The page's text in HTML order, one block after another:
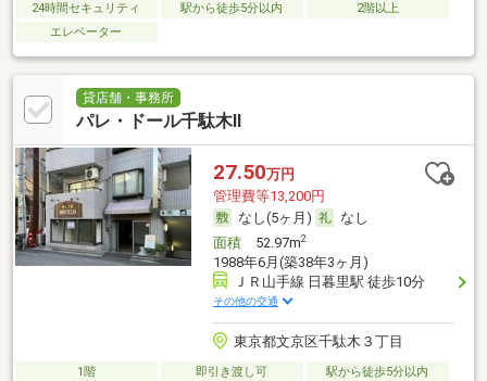
24時間セキュリティ 駅から徒歩5分以内
2階以上
エレベーター
貸店舗・事務所
パレ・ドール千駄木Ⅱ
27.50万円
管理費等13,200円
なし(5ヶ月)
なし
面積52.97m2
1988年6月(築38年3ヶ月)
ＪＲ山手線 日暮里駅 徒歩10分
その他の交通
東京都文京区千駄木３丁目
1階 即引き渡し可
駅から徒歩5分以内